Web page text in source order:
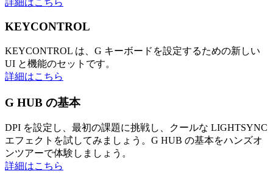
KEYCONTROL
KEYCONTROL は、G キーボードを設定するための新しい
UI と機能のセットです。
詳細はこちら
G HUB の基本
DPI を設定し、最初の課題に挑戦し、クールな LIGHTSYNC
エフェクトを試してみましょう。G HUB の基本をハンズオ
ンツアーで体験しましょう。
詳細はこちら